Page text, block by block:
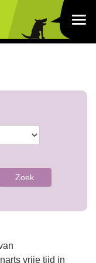
Zoek
vrije tijd in